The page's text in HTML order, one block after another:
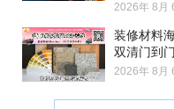
2026年 8月
装修材料
双清门到门
2026年 8月